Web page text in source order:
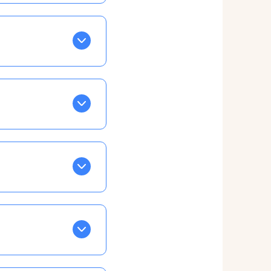
Tapez sur celle
EN VERT
la semaine, mais
ainsi vous
taux horaire
confirmations par
ce qui ne vous
à cet effet